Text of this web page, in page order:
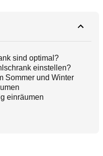
sind optimal?
einstellen?
Sommer und Winter
einräumen